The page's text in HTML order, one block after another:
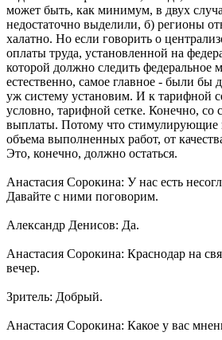
может быть, как минимум, в двух
недостаточно выделили, б) регионы
халатно. Но если говорить о
оплаты труда, установленной на
которой должно следить федеральное
естественно, самое главное - были бы
уж систему установим. И к тарифной
условно, тарифной сетке. Конечно,
выплаты. Потому что стимулирующие
объема выполненных работ, от
Это, конечно, должно остаться.
Анастасия Сорокина: У нас есть
Давайте с ними поговорим.
Александр Денисов: Да.
Анастасия Сорокина: Краснодар на
вечер.
Зритель: Добрый.
Анастасия Сорокина: Какое у вас